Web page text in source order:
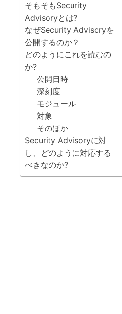
そもそもSecurity
Advisoryとは?
なぜSecurity Advisoryを
公開するのか？
どのようにこれを読むの
か?
公開日時
深刻度
モジュール
対象
そのほか
Security Advisoryに対
し、どのように対応する
べきなのか?